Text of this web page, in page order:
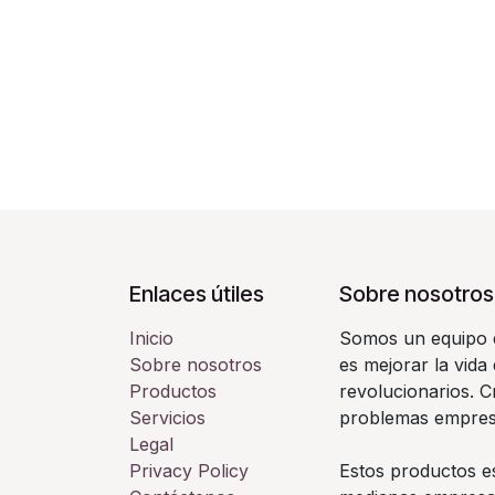
Enlaces útiles
Inicio
Sobre nosotros
Productos
Servicios
Legal
Privacy Policy
Sobre nosotros
Somos un equipo
es mejorar la
revolucionarios.
problemas
Estos productos